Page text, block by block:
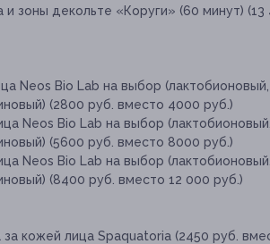
зоны декольте «Коруги» (60 минут) (13
Neos Bio Lab на выбор (лактобионовый,
(2800 руб. вместо 4000 руб.)
Neos Bio Lab на выбор (лактобионовый,
(5600 руб. вместо 8000 руб.)
Neos Bio Lab на выбор (лактобионовый,
(8400 руб. вместо 12 000 руб.)
кожей лица Spaquatoria (2450 руб.